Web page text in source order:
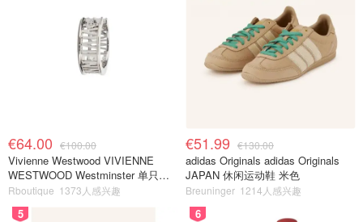
€64.00 €100.00
Vivienne Westwood VIVIENNE
WESTWOOD Westminster 单只耳
环
Rboutique 1373人感兴趣
€51.99 €130.00
adidas Originals adidas Originals
JAPAN 休闲运动鞋 米色
Breuninger 1214人感兴趣
5 6